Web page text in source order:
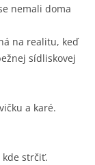
nemali doma
na realitu, keď
sídliskovej
a karé.
strčiť.